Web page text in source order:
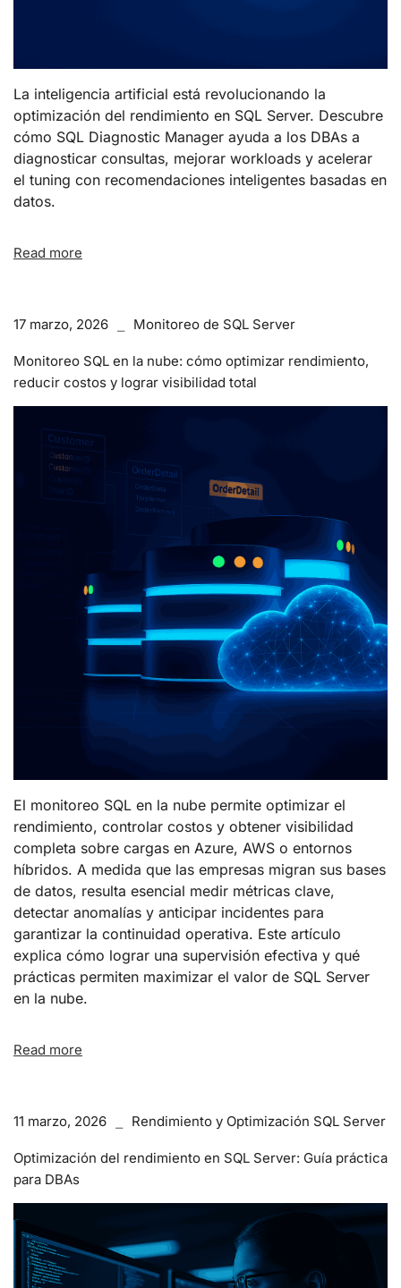
La inteligencia artificial está revolucionando la
optimización del rendimiento en SQL Server. Descubre
cómo SQL Diagnostic Manager ayuda a los DBAs a
diagnosticar consultas, mejorar workloads y acelerar
el tuning con recomendaciones inteligentes basadas en
datos.
Read more
17 marzo, 2026 Monitoreo de SQL Server
Monitoreo SQL en la nube: cómo optimizar rendimiento,
reducir costos y lograr visibilidad total
El monitoreo SQL en la nube permite optimizar el
rendimiento, controlar costos y obtener visibilidad
completa sobre cargas en Azure, AWS o entornos
híbridos. A medida que las empresas migran sus bases
de datos, resulta esencial medir métricas clave,
detectar anomalías y anticipar incidentes para
garantizar la continuidad operativa. Este artículo
explica cómo lograr una supervisión efectiva y qué
prácticas permiten maximizar el valor de SQL Server
en la nube.
Read more
11 marzo, 2026 Rendimiento y Optimización SQL Server
Optimización del rendimiento en SQL Server: Guía práctica
para DBAs